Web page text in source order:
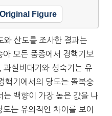
Figure
와 산도를 조사한 결과는
모든 품종에서 경핵기보
과실비대기와 성숙기는 유
핵기에서의 당도는 돌복숭
백향이 가장 높은 값을 나
는 유의적인 차이를 보이